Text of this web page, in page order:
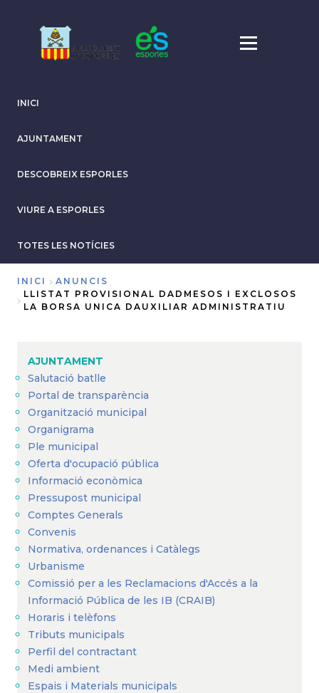
contingut
INICI
AJUNTAMENT
DESCOBREIX ESPORLES
VIURE A ESPORLES
TOTES LES NOTÍCIES
Fil
INICI
ANUNCIS
LLISTAT PROVISIONAL DADMESOS I EXCLOSOS
LA BORSA UNICA DAUXILIAR ADMINISTRATIU
AJUNTAMENT
Salutació batlle
Portal de transparència
Organització municipal
Organigrama
Ple municipal
Oferta d'ocupació pública
Informació econòmica
Pressupost municipal
Comptes Generals
Convenis
Normativa, ordenances i Catàlegs
Urbanisme
Comissió per a les Reclamacions d'Accés a la
Informació Pública de les IB (CRAIB)
Horaris i telèfons
Tributs municipals
Perfil del contractant
Medi ambient
Espais i Materials municipals